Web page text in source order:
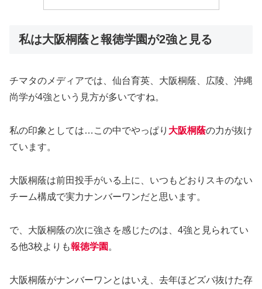
私は大阪桐蔭と報徳学園が2強と見る
チマタのメディアでは、仙台育英、大阪桐蔭、広陵、沖縄
尚学が4強という見方が多いですね。
私の印象としては…この中でやっぱり 大阪桐蔭の力が抜け
ています。
大阪桐蔭は前田投手がいる上に、いつもどおりスキのない
チーム構成で実力ナンバーワンだと思います。
で、大阪桐蔭の次に強さを感じたのは、4強と見られてい
る他3校よりも報徳学園 。
大阪桐蔭がナンバーワンとはいえ、去年ほどズバ抜けた存